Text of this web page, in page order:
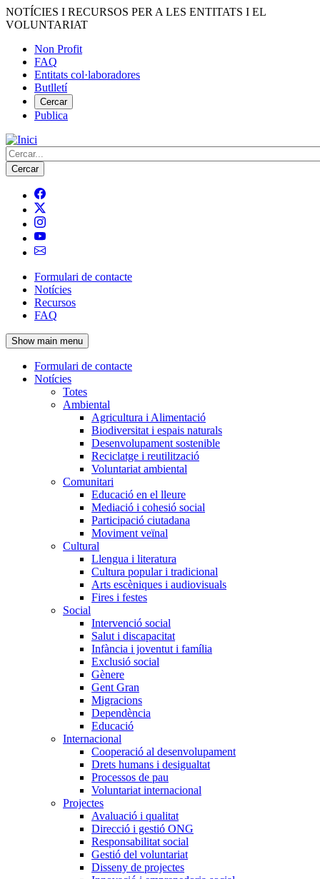
Vés
al
NOTÍCIES I RECURSOS PER A LES ENTITATS I EL
VOLUNTARIAT
Menú
del
compte
d'usuari
Non Profit
FAQ
Entitats col·laboradores
Butlletí
Cercar
Publica
Cerca
Navegació
principal
de
l'encapçalament
Formulari de contacte
Notícies
Recursos
FAQ
Show main menu
Navegació
principal
Formulari de contacte
Notícies
Totes
Ambiental
Agricultura i Alimentació
Biodiversitat i espais naturals
Desenvolupament sostenible
Reciclatge i reutilització
Voluntariat ambiental
Comunitari
Educació en el lleure
Mediació i cohesió social
Participació ciutadana
Moviment veïnal
Cultural
Llengua i literatura
Cultura popular i tradicional
Arts escèniques i audiovisuals
Fires i festes
Social
Intervenció social
Salut i discapacitat
Infància i joventut i família
Exclusió social
Gènere
Gent Gran
Migracions
Dependència
Educació
Internacional
Cooperació al desenvolupament
Drets humans i desigualtat
Processos de pau
Voluntariat internacional
Projectes
Avaluació i qualitat
Direcció i gestió ONG
Responsabilitat social
Gestió del voluntariat
Disseny de projectes